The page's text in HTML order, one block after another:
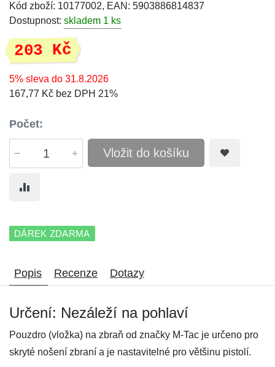
Kód zboží: 10177002, EAN: 5903886814837
Dostupnost: skladem 1 ks
203 Kč
5% sleva do 31.8.2026
167,77 Kč bez DPH 21%
Počet:
Vložit do košíku
DÁREK ZDARMA
Popis Recenze Dotazy
Určení: Nezáleží na pohlaví
Pouzdro (vložka) na zbraň od značky M-Tac je určeno pro
skryté nošení zbraní a je nastavitelné pro většinu pistolí.